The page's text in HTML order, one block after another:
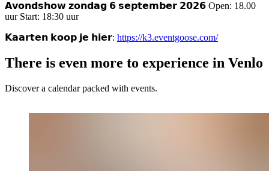
𝗔𝘃𝗼𝗻𝗱𝘀𝗵𝗼𝘄 𝘇𝗼𝗻𝗱𝗮𝗴 𝟲 𝘀𝗲𝗽𝘁𝗲𝗺𝗯𝗲𝗿 𝟮𝟬𝟮𝟲 Open: 18.00
uur Start: 18:30 uur
𝗞𝗮𝗮𝗿𝘁𝗲𝗻 𝗸𝗼𝗼𝗽 𝗷𝗲 𝗵𝗶𝗲𝗿: https://k3.eventgoose.com/
There is even more to experience in Venlo
Discover a calendar packed with events.